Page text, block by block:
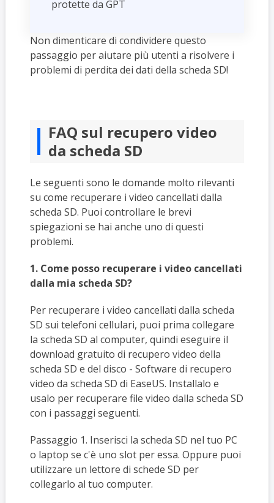
protette da GPT
Non dimenticare di condividere questo
passaggio per aiutare più utenti a risolvere i
problemi di perdita dei dati della scheda SD!
FAQ sul recupero video
da scheda SD
Le seguenti sono le domande molto rilevanti
su come recuperare i video cancellati dalla
scheda SD. Puoi controllare le brevi
spiegazioni se hai anche uno di questi
problemi.
1. Come posso recuperare i video cancellati
dalla mia scheda SD?
Per recuperare i video cancellati dalla scheda
SD sui telefoni cellulari, puoi prima collegare
la scheda SD al computer, quindi eseguire il
download gratuito di recupero video della
scheda SD e del disco - Software di recupero
video da scheda SD di EaseUS. Installalo e
usalo per recuperare file video dalla scheda SD
con i passaggi seguenti.
Passaggio 1. Inserisci la scheda SD nel tuo PC
o laptop se c'è uno slot per essa. Oppure puoi
utilizzare un lettore di schede SD per
collegarlo al tuo computer.